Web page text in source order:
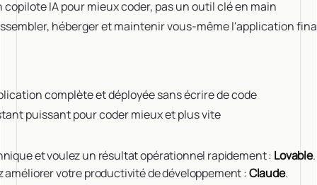
IA pour mieux coder, pas un outil clé en main
héberger et maintenir vous-même l'application
complète et déployée sans écrire de code
puissant pour coder mieux et plus vite
et voulez un résultat opérationnel rapidement : Lovable
améliorer votre productivité de développement :Claude.